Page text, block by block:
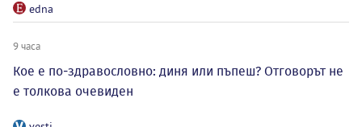
edna
9 часа
Кое е по-здравословно: диня или пъпеш? Отговорът не
е толкова очевиден